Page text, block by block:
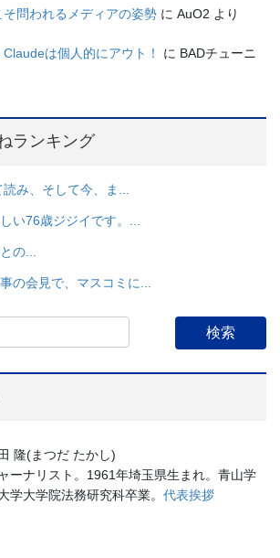
問われるメディアの姿勢 に AuO2 より
は個人的にアウト！ に BADチューニ
ランキング
み、そして今、ま...
い76歳ジジイです。...
の...
の会見で、マスコミに...
隆(まつだ たかし)
ーナリスト。1961年埼玉県生まれ。青山学
学大学院法務研究科卒業。 代表挨拶